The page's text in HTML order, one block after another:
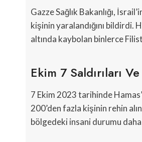
Gazze Sağlık Bakanlığı,
kişinin yaralandığını bildirdi.
altında kaybolan binlerce
Ekim 7 Saldırıları
7 Ekim 2023 tarihinde
200’den fazla kişinin rehin
bölgedeki insani durumu